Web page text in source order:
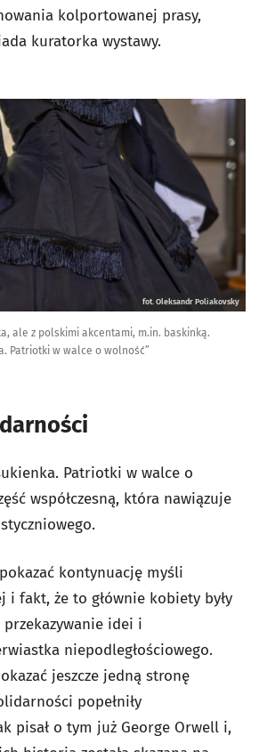
kolportowanej prasy,
kuratorka wystawy.
fot. Oleksandr Poliakovsky
ale z polskimi akcentami, m.in. baskinką.
Patriotki w walce o wolność”
Patriotki w walce o
współczesną, która nawiązuje
kontynuację myśli
i fakt, że to głównie kobiety były
idei i
niepodległościowego.
jeszcze jedną stronę
popełniły
pisał o tym już George Orwell i,